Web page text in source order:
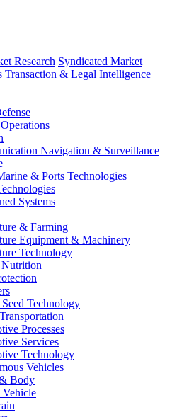
Research Syndicated Market
Transaction & Legal Intelligence
Navigation & Surveillance
& Ports Technologies
Systems
& Farming
Equipment & Machinery
Technology
Technology
Processes
Services
Technology
Vehicles
Body